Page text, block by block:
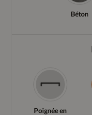
Béton
Poignée en